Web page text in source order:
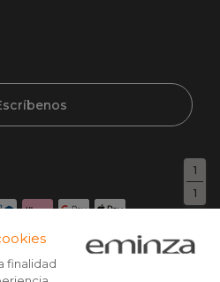
1
1
bancaria, Klarna x3
Apple pay